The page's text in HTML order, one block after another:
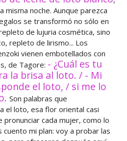
misma noche. Aunque parezca
se transformó no sólo en
de lujuria cosmética, sino
repleto de lirismo... Los
vienen embotellados con
de Tagore: - ¿Cuál es tu
la brisa al loto. / - Mi
el loto, / si me lo
Son palabras que
el loto, esa flor oriental casi
cada mujer, como lo
cuento mi plan: voy a probar las